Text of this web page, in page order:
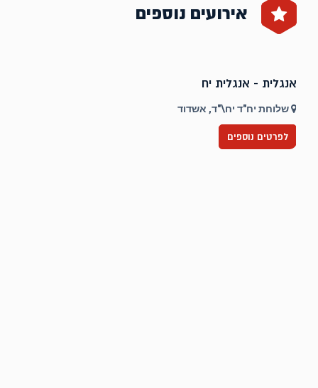
אירועים נוספים
אנגלית - אנגלית יח
שלוחת יח"ד יח\"ד, אשדוד
לפרטים נוספים